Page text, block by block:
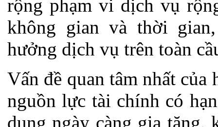
rộng phạm vi dịch vụ
không gian và thời
hưởng dịch vụ trên toàn
Vấn đề quan tâm nhất của
nguồn lực tài chính có
dụng ngày càng gia tăng,